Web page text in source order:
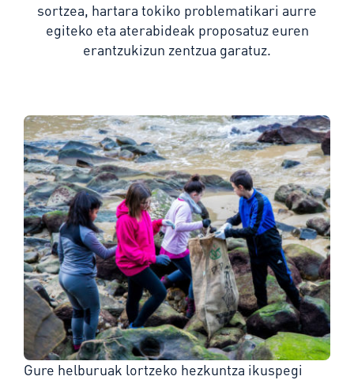
sortzea, hartara tokiko problematikari aurre
egiteko eta aterabideak proposatuz euren
erantzukizun zentzua garatuz.
Gure helburuak lortzeko hezkuntza ikuspegi